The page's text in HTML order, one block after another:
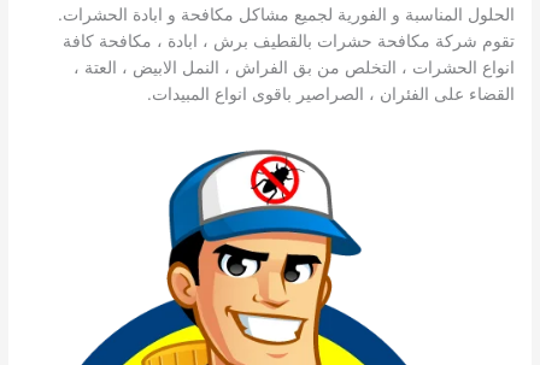
الحلول المناسبة و الفورية لجميع مشاكل مكافحة و ابادة الحشرات.
تقوم شركة مكافحة حشرات بالقطيف برش ، ابادة ، مكافحة كافة
انواع الحشرات ، التخلص من بق الفراش ، النمل الابيض ، العتة ،
القضاء على الفئران ، الصراصير باقوى انواع المبيدات.